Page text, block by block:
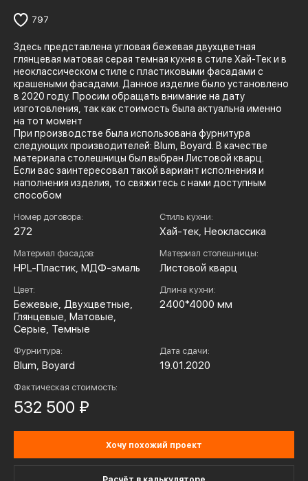
797
Здесь представлена угловая бежевая двухцветная
глянцевая матовая серая темная кухня в стиле Хай-Тек и в
неоклассическом стиле с пластиковыми фасадами с
крашеными фасадами. Данное изделие было установлено
в 2020 году. Просим обращать внимание на дату
изготовления, так как стоимость была актуальна именно
на тот момент
При производстве была использована фурнитура
следующих производителей: Blum, Boyard. В качестве
материала столешницы был выбран Листовой кварц.
Если вас заинтересовал такой вариант исполнения и
наполнения изделия, то свяжитесь с нами доступным
способом
Номер договора:
272
Стиль кухни:
Хай-тек, Неоклассика
Материал фасадов:
HPL-Пластик, МДФ-эмаль
Материал столешницы:
Листовой кварц
Цвет:
Бежевые, Двухцветные,
Глянцевые, Матовые,
Серые, Темные
Длина кухни:
2400*4000 мм
Фурнитура:
Blum, Boyard
Дата сдачи:
19.01.2020
Фактическая стоимость:
532 500 ₽
Хочу похожий проект